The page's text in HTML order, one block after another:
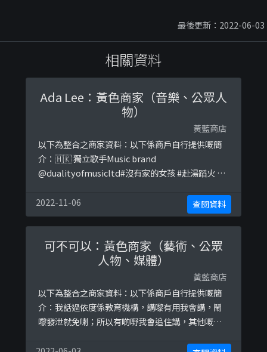
最後更新：2022-06-03
相關資料
Ada Lee：黃色商家（音樂、公眾人
物）
黃藍商店
以下為整合之商家資料：以下係商戶自行提供嘅簡
介：🇭🇰 獨立歌手Music brand
@dualityofmusicltd#沒有家的女孩 #赴湯蹈火 #
cover以下係相關證明貼文：
https://www.facebook.com/soundslikeada/ph
otos/a.2624199944301344/2624199917 ...
2022-11-06 查閱資料
可不可以：黃色商家（藝術、公眾
人物、媒體）
黃藍商店
以下為整合之商家資料：以下係商戶自行提供嘅簡
介：我話過依度係教育機構，講嚟有用我會講，鬧
嚟發泄就免喇；所以有啲嘢我會追住講，其他嘅，